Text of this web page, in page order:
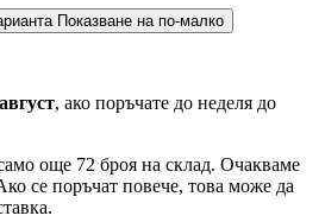
Показване на по-малко
, ако поръчате до неделя до
още 72 броя на склад. Очакваме
се поръчат повече, това може да